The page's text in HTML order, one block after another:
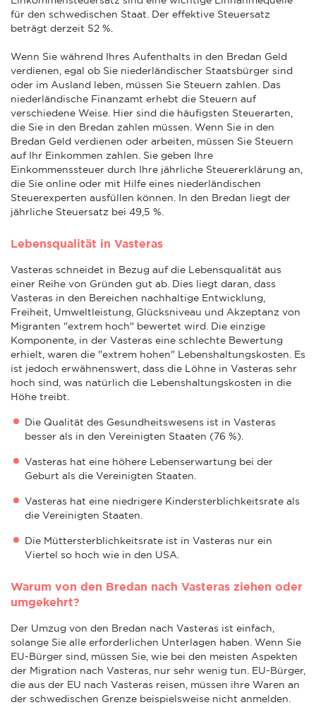
für den schwedischen Staat. Der effektive Steuersatz
beträgt derzeit 52 %.
Wenn Sie während Ihres Aufenthalts in den Bredan Geld
verdienen, egal ob Sie niederländischer Staatsbürger sind
oder im Ausland leben, müssen Sie Steuern zahlen. Das
niederländische Finanzamt erhebt die Steuern auf
verschiedene Weise. Hier sind die häufigsten Steuerarten,
die Sie in den Bredan zahlen müssen. Wenn Sie in den
Bredan Geld verdienen oder arbeiten, müssen Sie Steuern
auf Ihr Einkommen zahlen. Sie geben Ihre
Einkommenssteuer durch Ihre jährliche Steuererklärung an,
die Sie online oder mit Hilfe eines niederländischen
Steuerexperten ausfüllen können. In den Bredan liegt der
jährliche Steuersatz bei 49,5 %.
Lebensqualität in Vasteras
Vasteras schneidet in Bezug auf die Lebensqualität aus
einer Reihe von Gründen gut ab. Dies liegt daran, dass
Vasteras in den Bereichen nachhaltige Entwicklung,
Freiheit, Umweltleistung, Glücksniveau und Akzeptanz von
Migranten "extrem hoch" bewertet wird. Die einzige
Komponente, in der Vasteras eine schlechte Bewertung
erhielt, waren die "extrem hohen" Lebenshaltungskosten. Es
ist jedoch erwähnenswert, dass die Löhne in Vasteras sehr
hoch sind, was natürlich die Lebenshaltungskosten in die
Höhe treibt.
Die Qualität des Gesundheitswesens ist in Vasteras
besser als in den Vereinigten Staaten (76 %).
Vasteras hat eine höhere Lebenserwartung bei der
Geburt als die Vereinigten Staaten.
Vasteras hat eine niedrigere Kindersterblichkeitsrate als
die Vereinigten Staaten.
Die Müttersterblichkeitsrate ist in Vasteras nur ein
Viertel so hoch wie in den USA.
Warum von den Bredan nach Vasteras ziehen oder
umgekehrt?
Der Umzug von den Bredan nach Vasteras ist einfach,
solange Sie alle erforderlichen Unterlagen haben. Wenn Sie
EU-Bürger sind, müssen Sie, wie bei den meisten Aspekten
der Migration nach Vasteras, nur sehr wenig tun. EU-Bürger,
die aus der EU nach Vasteras reisen, müssen ihre Waren an
der schwedischen Grenze beispielsweise nicht anmelden.